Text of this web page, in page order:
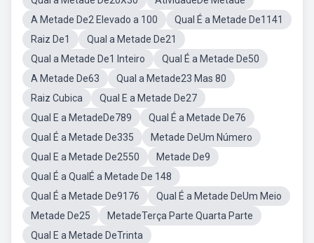
A Metade De2 Elevado a 100
Qual É a Metade De1141
Raiz De1
Qual a Metade De21
Qual a Metade De1 Inteiro
Qual É a Metade De50
A Metade De63
Qual a Metade23 Mas 80
Raiz Cubica
Qual E a Metade De27
Qual E a MetadeDe789
Qual É a Metade De76
Qual É a Metade De335
Metade DeUm Número
Qual E a Metade De2550
Metade De9
Qual É a QualÉ a Metade De 148
Qual É a Metade De9176
Qual É a Metade DeUm Meio
Metade De25
MetadeTerça Parte Quarta Parte
Qual E a Metade DeTrinta